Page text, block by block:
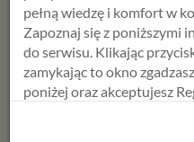
pomóc Ci spojrzeć na
Cię w podjęciu decyzji o
📌Skorzystaj z pomocy
skuteczny sposób na lepsze
nauczenie się radzenia
pełną wiedzę i komfort w
Zapoznaj się z poniższymi
do serwisu. Klikając
zamykając to okno
poniżej oraz akceptujesz